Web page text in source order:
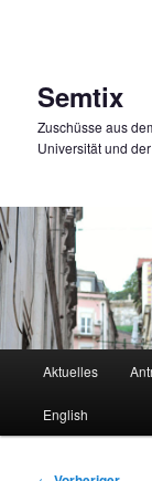
Semtix
Zuschüsse aus
Universität und
Aktuelles
English